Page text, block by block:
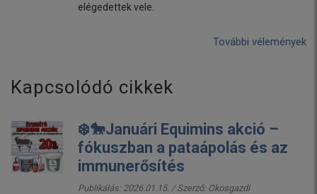
elégedettek vele.
További vélemények
Kapcsolódó cikkek
❄️🐎Januári Equimins akció –
fókuszban a pataápolás és az
immunerősítés
Publikálás: 2026.01.15. / Szerző: Okosgazdi